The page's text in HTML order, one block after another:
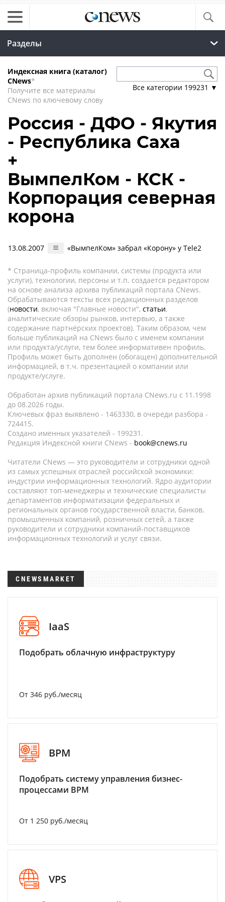
Разделы
Индексная книга (каталог)
CNews*
Получите все материалы
CNews по ключевому слову
Все категории 199231 ▼
Россия - ДФО - Якутия
- Республика Саха
+
ВымпелКом - КСК -
Корпорация северная
корона
13.08.2007 «ВымпелКом» забрал «Корону» у Tele2
* Страница-профиль компании, системы (продукта или
услуги), технологии, персоны и т.п. создается редактором
на основе анализа архива публикаций портала CNews.
Обрабатываются тексты всех редакционных разделов
(новости, включая "Главные новости", статьи,
аналитические обзоры рынков, интервью, а также
содержание партнёрских проектов). Таким образом, чем
больше публикаций на CNews было с именем компании
или продукта/услуги, тем более информативен профиль.
Профиль может быть дополнен (обогащен) дополнительной
информацией, в т.ч. презентацией о компании или
продукте/услуге.
Обработан архив публикаций портала CNews.ru c 11.1998
до 08.2026 годы.
Ключевых фраз выявлено - 1463330, в очереди разбора -
724415.
Создано именных указателей - 199231.
Редакция Индексной книги CNews - book@cnews.ru
Читатели CNews — это руководители и сотрудники одной
из самых успешных отраслей российской экономики:
индустрии информационных технологий. Ядро аудитории
составляют топ-менеджеры и технические специалисты
департаментов информатизации федеральных и
региональных органов государственной власти, банков,
промышленных компаний, розничных сетей, а также
руководители и сотрудники компаний-поставщиков
информационных технологий и услуг связи.
CNEWSMARKET
IaaS
Подобрать облачную инфраструктуру
От 346 руб./месяц
BPM
Подобрать систему управления бизнес-
процессами BPM
От 1 250 руб./месяц
VPS